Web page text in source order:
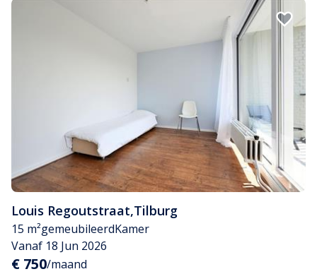
Louis Regoutstraat,Tilburg
15 m²gemeubileerdKamer
Vanaf 18 Jun 2026
€ 750/maand